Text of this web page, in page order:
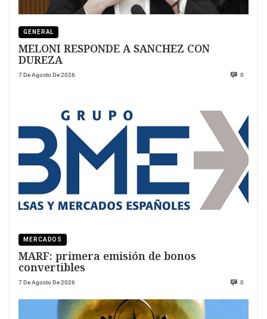
GENERAL
MELONI RESPONDE A SANCHEZ CON
DUREZA
7 De Agosto De 2026 0
MERCADOS
MARF: primera emisión de bonos
convertibles
7 De Agosto De 2026 0